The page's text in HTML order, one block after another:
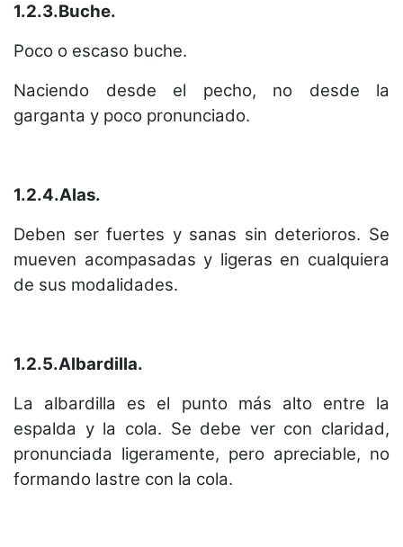
1.2.3.Buche.
Poco o escaso buche.
Naciendo desde el pecho, no desde la
garganta y poco pronunciado.
1.2.4.Alas.
Deben ser fuertes y sanas sin deterioros. Se
mueven acompasadas y ligeras en cualquiera
de sus modalidades.
1.2.5.Albardilla.
La albardilla es el punto más alto entre la
espalda y la cola. Se debe ver con claridad,
pronunciada ligeramente, pero apreciable, no
formando lastre con la cola.